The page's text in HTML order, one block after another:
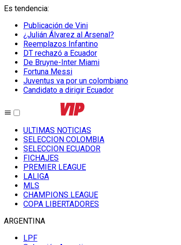
Es tendencia:
Publicación de Vini
¿Julián Álvarez al Arsenal?
Reemplazos Infantino
DT rechazó a Ecuador
De Bruyne-Inter Miami
Fortuna Messi
Juventus va por un colombiano
Candidato a dirigir Ecuador
ULTIMAS NOTICIAS
SELECCION COLOMBIA
SELECCION ECUADOR
FICHAJES
PREMIER LEAGUE
LALIGA
MLS
CHAMPIONS LEAGUE
COPA LIBERTADORES
ARGENTINA
LPF